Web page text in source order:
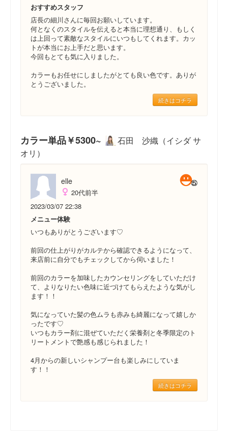
おすすめスタッフ
店長の細川さんに毎回お願いしています。
何となくのスタイルを伝えると本当に理想通り、もしく
は上回って素敵なスタイルにいつもしてくれます。カッ
トが本当にお上手だと思います。
今回もとても気に入りました。
カラーもお任せにしましたがとても良い色です。ありが
とうございました。
続きはコチラ
カラー単品￥5300~
石田 沙織（イシダ サ
オリ）
elle
20代前半
2023/03/07 22:38
メニュー体験
いつもありがとうございます♡
前回の仕上がりがカルテから確認できるようになって、
来店前に自分でもチェックしてから伺いました！
前回のカラーを加味したカウンセリングをしていただけ
て、よりなりたい色味に近づけてもらえたような気がし
ます！！
気になっていた髪の色ムラも赤みも綺麗になって嬉しか
ったです♡
いつもカラー剤に混ぜていただく栄養剤と冬季限定のト
リートメントで艶感も感じられました！
4月からの新しいシャンプー台も楽しみにしていま
す！！
続きはコチラ